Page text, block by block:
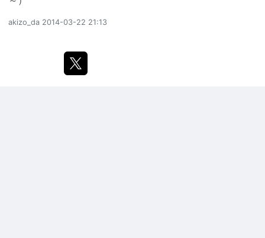
akizo_da 2014-03-22 21:13